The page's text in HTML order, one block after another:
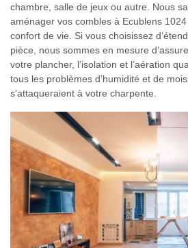
chambre, salle de jeux ou autre. Nous
aménager vos combles à Ecublens
confort de vie. Si vous choisissez
pièce, nous sommes en mesure
votre plancher, l’isolation et l’aération
tous les problèmes d’humidité et de
s’attaqueraient à votre charpente.